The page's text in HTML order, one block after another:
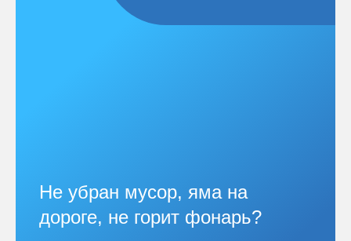
Не убран мусор, яма на
дороге, не горит фонарь?